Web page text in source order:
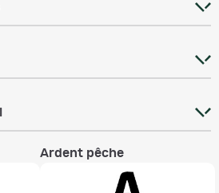
Ardent pêche